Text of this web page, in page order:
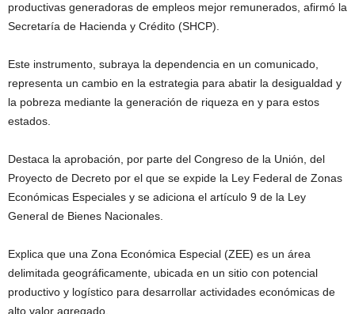
productivas generadoras de empleos mejor remunerados, afirmó la
Secretaría de Hacienda y Crédito (SHCP).
Este instrumento, subraya la dependencia en un comunicado,
representa un cambio en la estrategia para abatir la desigualdad y
la pobreza mediante la generación de riqueza en y para estos
estados.
Destaca la aprobación, por parte del Congreso de la Unión, del
Proyecto de Decreto por el que se expide la Ley Federal de Zonas
Económicas Especiales y se adiciona el artículo 9 de la Ley
General de Bienes Nacionales.
Explica que una Zona Económica Especial (ZEE) es un área
delimitada geográficamente, ubicada en un sitio con potencial
productivo y logístico para desarrollar actividades económicas de
alto valor agregado.